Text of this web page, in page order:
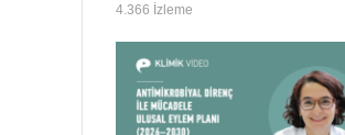
4.366 İzleme